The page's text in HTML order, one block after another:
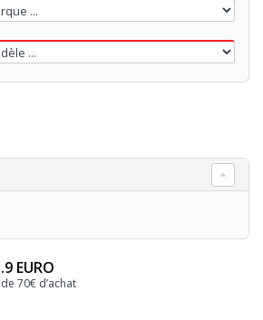
EURO
70€ d’achat